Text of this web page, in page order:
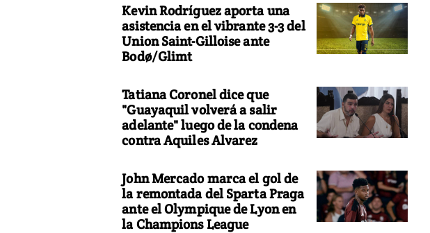
Kevin Rodríguez aporta una
asistencia en el vibrante 3-3 del
Union Saint-Gilloise ante
Bodø/Glimt
Tatiana Coronel dice que
"Guayaquil volverá a salir
adelante" luego de la condena
contra Aquiles Alvarez
John Mercado marca el gol de
la remontada del Sparta Praga
ante el Olympique de Lyon en
la Champions League